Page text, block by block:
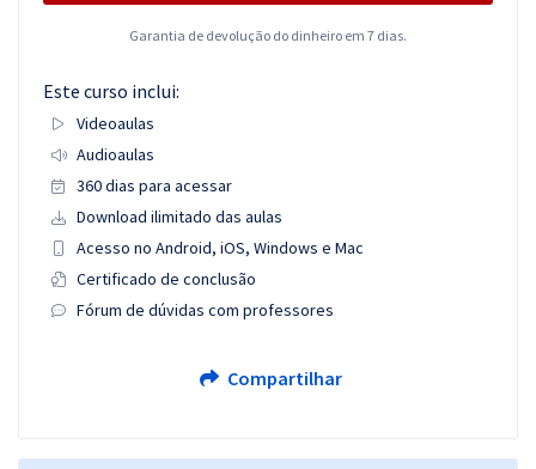
Garantia de devolução do dinheiro em 7 dias.
Este curso inclui:
Videoaulas
Audioaulas
360 dias para acessar
Download ilimitado das aulas
Acesso no Android, iOS, Windows e Mac
Certificado de conclusão
Fórum de dúvidas com professores
Compartilhar